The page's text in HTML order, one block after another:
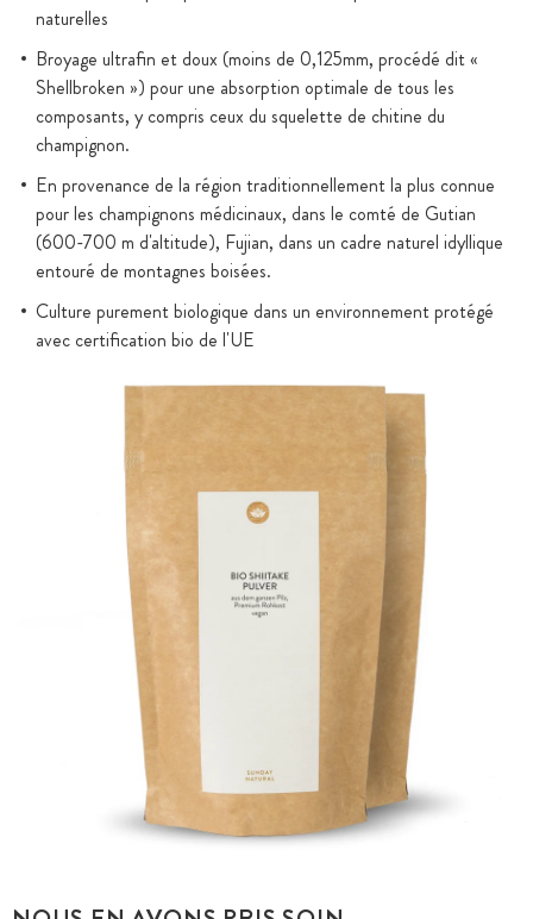
naturelles
Broyage ultrafin et doux (moins de 0,125mm, procédé dit «
Shellbroken ») pour une absorption optimale de tous les
composants, y compris ceux du squelette de chitine du
champignon.
En provenance de la région traditionnellement la plus connue
pour les champignons médicinaux, dans le comté de Gutian
(600-700 m d'altitude), Fujian, dans un cadre naturel idyllique
entouré de montagnes boisées.
Culture purement biologique dans un environnement protégé
avec certification bio de l'UE